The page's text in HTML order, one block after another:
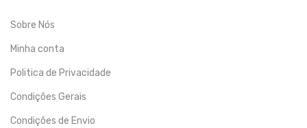
Sobre Nós
Minha conta
Politica de Privacidade
Condições Gerais
Condições de Envio